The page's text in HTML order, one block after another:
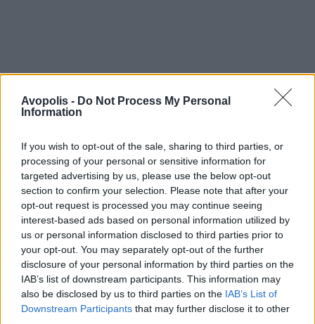
Avopolis - Do Not Process My Personal
Information
If you wish to opt-out of the sale, sharing to third parties, or
processing of your personal or sensitive information for
targeted advertising by us, please use the below opt-out
section to confirm your selection. Please note that after your
opt-out request is processed you may continue seeing
interest-based ads based on personal information utilized by
us or personal information disclosed to third parties prior to
your opt-out. You may separately opt-out of the further
disclosure of your personal information by third parties on the
IAB’s list of downstream participants. This information may
also be disclosed by us to third parties on the IAB’s List of
Downstream Participants that may further disclose it to other